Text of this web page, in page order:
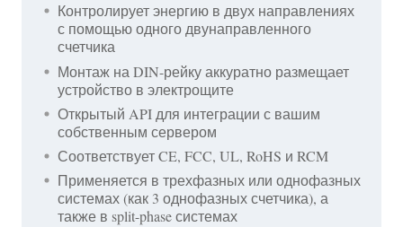
Контролирует энергию в двух направлениях
с помощью одного двунаправленного
счетчика
Монтаж на DIN-рейку аккуратно размещает
устройство в электрощите
Открытый API для интеграции с вашим
собственным сервером
Соответствует CE, FCC, UL, RoHS и RCM
Применяется в трехфазных или однофазных
системах (как 3 однофазных счетчика), а
также в split-phase системах